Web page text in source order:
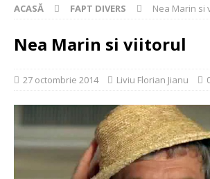
ACASĂ FAPT DIVERS Nea Marin si
Nea Marin si viitorul
27 octombrie 2014 Liviu Florian Jianu